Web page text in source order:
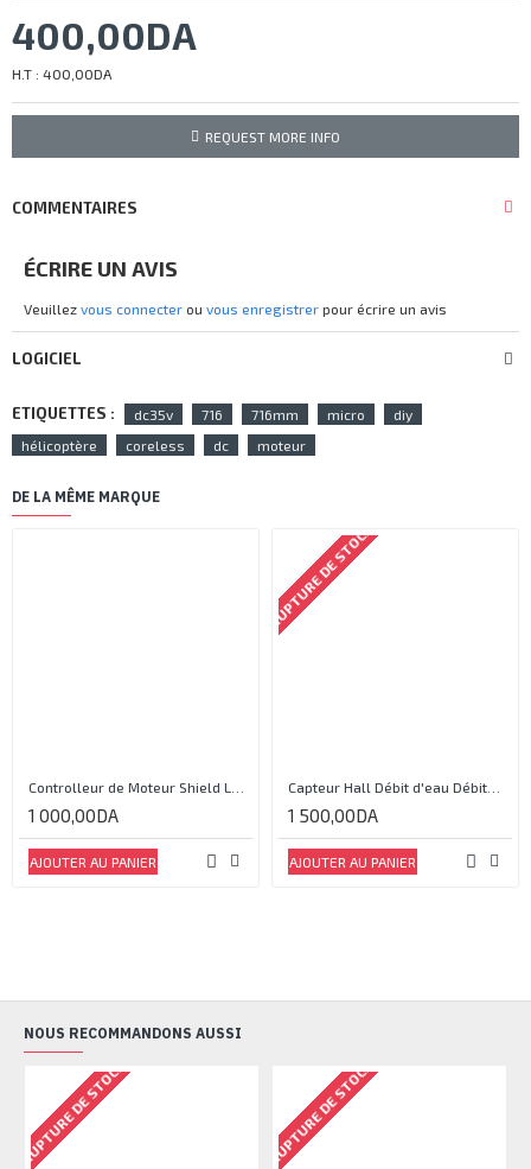
400,00DA
H.T : 400,00DA
REQUEST MORE INFO
COMMENTAIRES
ÉCRIRE UN AVIS
Veuillez vous connecter ou vous enregistrer pour écrire un avis
LOGICIEL
ETIQUETTES : dc35v 716 716mm micro
diy
hélicoptère
coreless dc moteur
DE LA MÊME MARQUE
1 000,00DA
AJOUTER AU PANIER
RUPTURE DE STOCK
Capteur Hall Débit d'eau Débitmètre Contrôle 1-30L Eau / min 1.75MPa
1 500,00DA
AJOUTER AU PANIER
NOUS RECOMMANDONS AUSSI
RUPTURE DE STOCK RUPTURE DE STOCK